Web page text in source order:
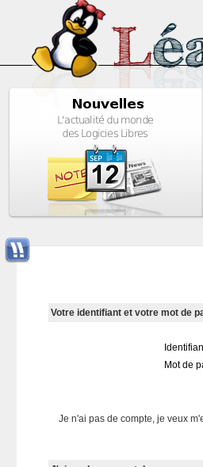
Votre identifiant et votre mot de
Mot de
Je n'ai pas de compte, je veux